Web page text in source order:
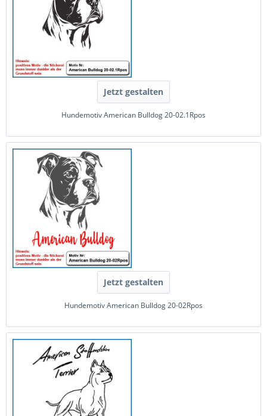
Jetzt gestalten
Hundemotiv American Bulldog 20-02.1Rpos
Jetzt gestalten
Hundemotiv American Bulldog 20-02Rpos